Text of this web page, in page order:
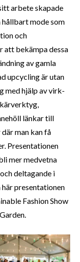
arbete skapade
mode som
och
bekämpa dessa
av gamla
upcycling är utan
med hjälp av virk-
länkar till
man kan få
Presentationen
mer medvetna
deltagande i
presentationen
Fashion Show